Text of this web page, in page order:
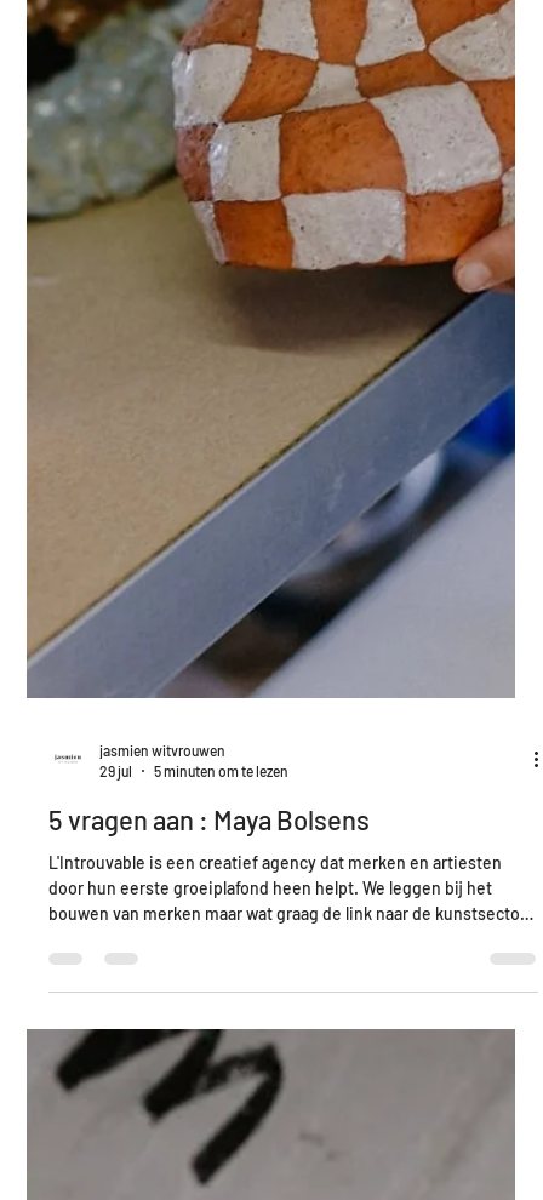
5 minuten om te lezen
5 vragen aan : Maya Bolsens
L'Introuvable is een creatief agency dat merken en artiesten
door hun eerste groeiplafond heen helpt. We leggen bij het
bouwen van merken maar wat graag de link naar de kunstsector
hoe de link met haar installatie "The counter of Becoming" onze
studio-identiteit versterkt.